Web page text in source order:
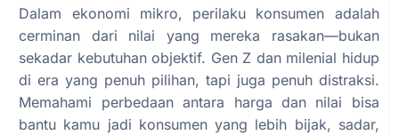
Dalam ekonomi mikro, perilaku konsumen adalah
cerminan dari nilai yang mereka rasakan—bukan
sekadar kebutuhan objektif. Gen Z dan milenial hidup
di era yang penuh pilihan, tapi juga penuh distraksi.
Memahami perbedaan antara harga dan nilai bisa
bantu kamu jadi konsumen yang lebih bijak, sadar,